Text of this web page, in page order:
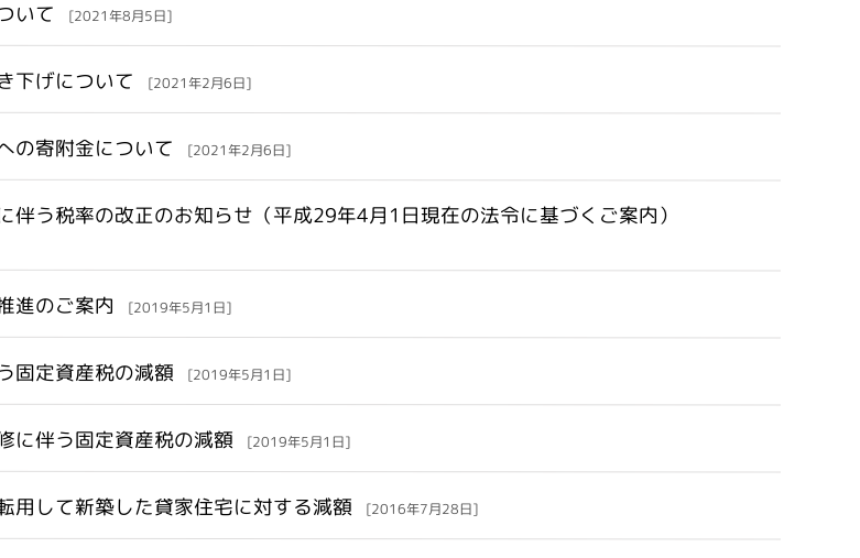
いて [2021年8月5日]
下げについて [2021年2月6日]
の寄附金について [2021年2月6日]
う税率の改正のお知らせ（平成29年4月1日現在の法令に基づくご案内）
進のご案内 [2019年5月1日]
固定資産税の減額 [2019年5月1日]
に伴う固定資産税の減額 [2019年5月1日]
用して新築した貸家住宅に対する減額 [2016年7月28日]